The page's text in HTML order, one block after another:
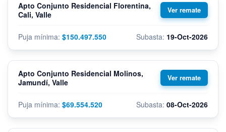
$150.497.550
Apto Conjunto Residencial Florentina,
Cali, Valle
19-Oct-2026
$69.554.520
Apto Conjunto Residencial Molinos,
Jamundí, Valle
08-Oct-2026